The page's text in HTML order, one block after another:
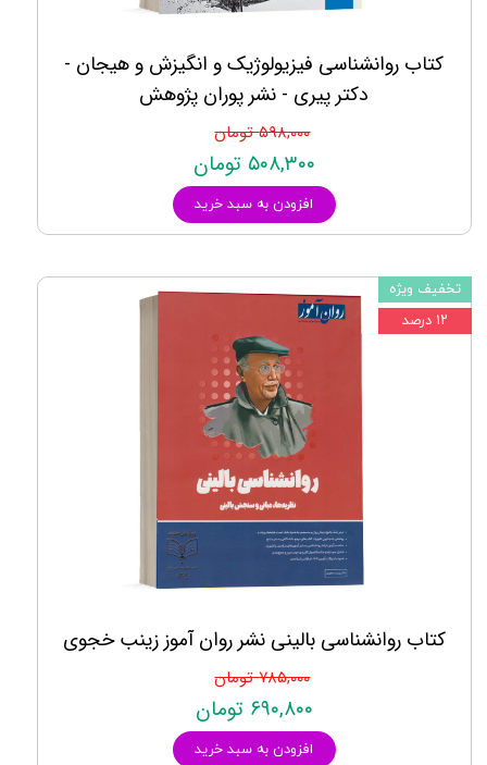
کتاب روانشناسی فیزیولوژیک و انگیزش و هیجان -
دکتر پیری - نشر پوران پژوهش
۵۹۸,۰۰۰ تومان
۵۰۸,۳۰۰ تومان
افزودن به سبد خرید
کتاب روانشناسی بالینی نشر روان آموز زینب خجوی
۷۸۵,۰۰۰ تومان
۶۹۰,۸۰۰ تومان
افزودن به سبد خرید
تخفیف ویژه
۱۲ درصد